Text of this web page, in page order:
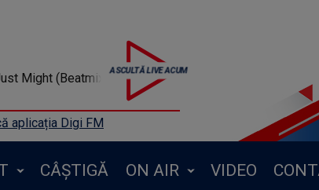
Might (Beatmix)
aplicația Digi FM
CÂȘTIGĂ ON AIR VIDEO